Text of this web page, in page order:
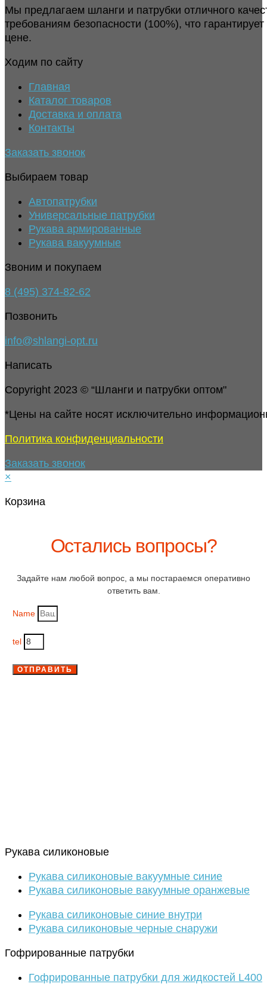
Мы предлагаем шланги и патрубки отличного
требованиям безопасности (100%), что
цене.
Ходим по сайту
Главная
Каталог товаров
Доставка и оплата
Контакты
Заказать звонок
Выбираем товар
Автопатрубки
Универсальные патрубки
Рукава армированные
Рукава вакуумные
Звоним и покупаем
8 (495) 374-82-62
Позвонить
info@shlangi-opt.ru
Написать
Copyright 2023 © “Шланги и патрубки оптом"
*Цены на сайте носят исключительно
Политика конфиденциальности
Заказать звонок
×
Корзина
Остались вопросы?
Задайте нам любой вопрос, а мы постараемся оперативно
ответить вам.
Name
tel
ОТПРАВИТЬ
Рукава силиконовые
Рукава силиконовые вакуумные синие
Рукава силиконовые вакуумные оранжевые
Рукава силиконовые синие внутри
Рукава силиконовые черные снаружи
Гофрированные патрубки
Гофрированные патрубки для жидкостей L400